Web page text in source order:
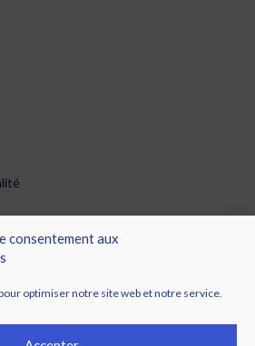
consentement aux
optimiser notre site web et notre service.